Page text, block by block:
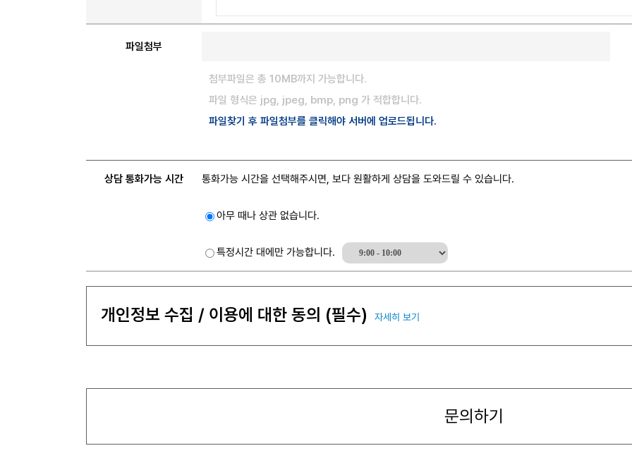
파일첨부
첨부파일은 총 10MB까지 가능합니다.
파일 형식은 jpg, jpeg, bmp, png 가 적합합니다.
파일찾기 후 파일첨부를 클릭해야 서버에 업로드됩니다.
상담 통화가능 시간 통화가능 시간을 선택해주시면, 보다 원활하게 상담을 도와드릴 수 있습니다.
아무 때나 상관 없습니다.
특정시간 대에만 가능합니다.
개인정보 수집 / 이용에 대한 동의 (필수) 자세히 보기
문의하기